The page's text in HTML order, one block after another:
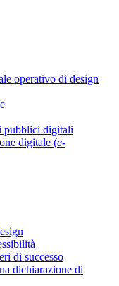
operativo di design
pubblici digitali
digitale (e-
di successo
dichiarazione di